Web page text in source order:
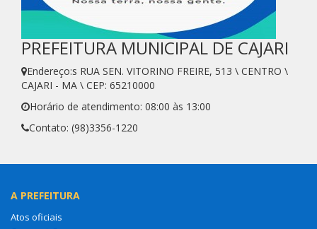
PREFEITURA MUNICIPAL DE CAJARI
Endereço:s RUA SEN. VITORINO FREIRE, 513 \ CENTRO \
CAJARI - MA \ CEP: 65210000
Horário de atendimento: 08:00 às 13:00
Contato: (98)3356-1220
A PREFEITURA
Atos oficiais